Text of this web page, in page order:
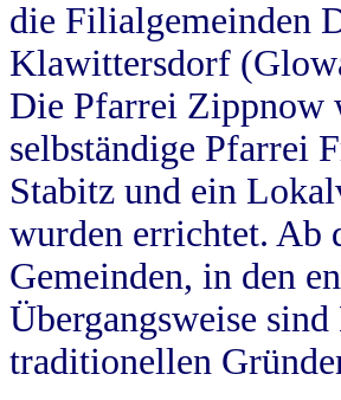
die Filialgemeinden
Klawittersdorf
Die Pfarrei Zippnow
selbständige Pfarrei
Stabitz und ein
wurden errichtet. Ab
Gemeinden, in den
Übergangsweise
traditionellen